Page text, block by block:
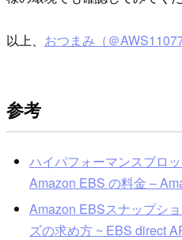
以上、 おつまみ（＠AWS11077
参考
ハイパフォーマンスブロ
Amazon EBS の料金 –
Amazon EBSスナップシ
ズの求め方 ~ EBS direct